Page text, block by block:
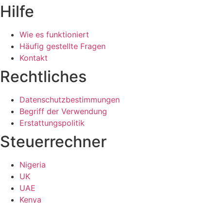
Hilfe
Wie es funktioniert
Häufig gestellte Fragen
Kontakt
Rechtliches
Datenschutzbestimmungen
Begriff der Verwendung
Erstattungspolitik
Steuerrechner
Nigeria
UK
UAE
Kenya